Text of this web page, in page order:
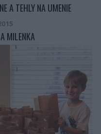
A TEHLY NA UMENIE
MILENKA